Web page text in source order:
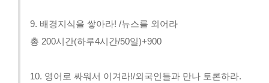
9. 배경지식을 쌓아라! /뉴스를 외어라
총 200시간(하루4시간/50일)+900
10. 영어로 싸워서 이겨라!/외국인들과 만나 토론하라.